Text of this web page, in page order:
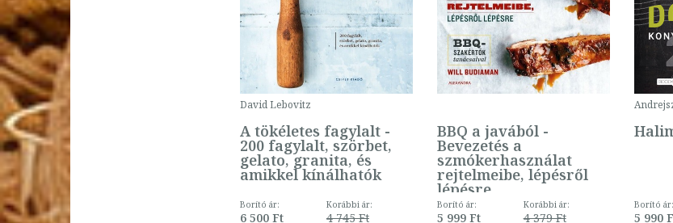
David Lebovitz
A tökéletes fagylalt -
200 fagylalt, szörbet,
gelato, granita, és
amikkel kínálhatók
Borító ár:
6 500 Ft
Korábbi ár:
4 745 Ft
BBQ a javából -
Bevezetés a
szmókerhasználat
rejtelmeibe, lépésről
lépésre
Borító ár:
5 999 Ft
Korábbi ár:
4 379 Ft
Borító ár:
5 990